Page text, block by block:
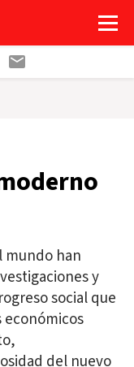
mundo han
y
social que
económicos
del nuevo